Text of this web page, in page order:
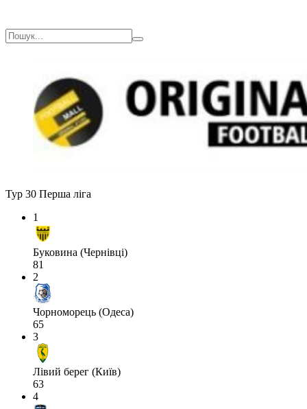
Тур 30 Перша ліга
1
Буковина (Чернівці)
81
2
Чорноморець (Одеса)
65
3
Лівий берег (Київ)
63
4